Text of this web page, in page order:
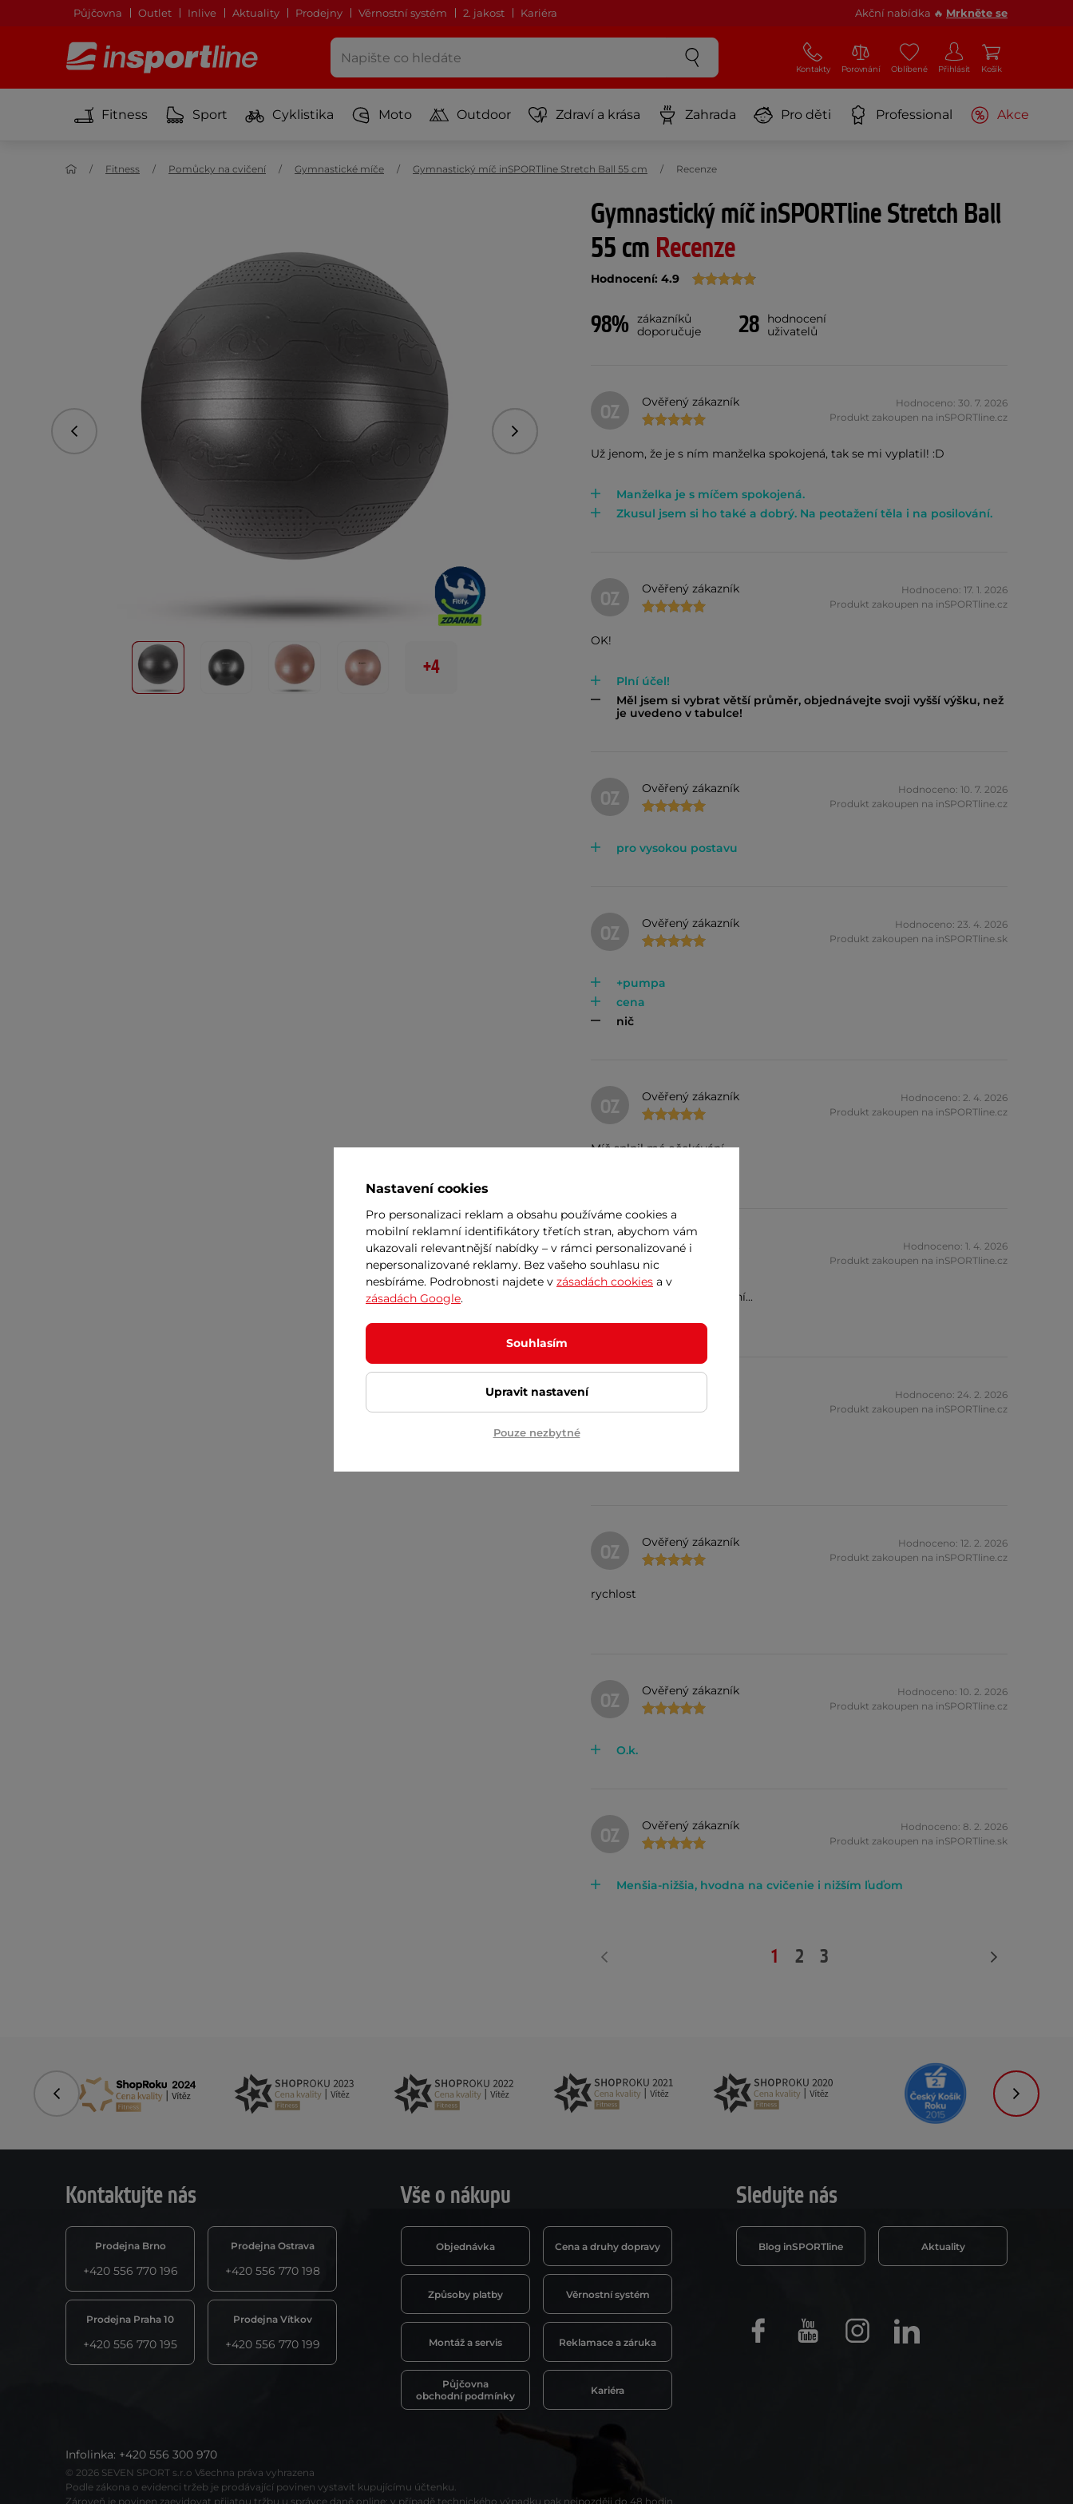
Půjčovna Outlet Inlive Aktuality Prodejny Věrnostní systém 2. jakost Kariéra Akční nabídka 🔥 Mrkněte se
Kontakty Porovnání Oblíbené Přihlásit Košík
Fitness Sport Cyklistika Moto Outdoor Zdraví a krása Zahrada Pro děti Professional Akce
Fitness Pomůcky na cvičení Gymnastické míče Gymnastický míč inSPORTline Stretch Ball 55 cm Recenze
Předchozí Následující
+4
Gymnastický míč inSPORTline Stretch Ball
55 cm Recenze
Hodnocení: 4.9
98% zákazníků
doporučuje
28
hodnocení
uživatelů
OZ Ověřený zákazník
Hodnoceno: 30. 7. 2026
Produkt zakoupen na inSPORTline.cz
Už jenom, že je s ním manželka spokojená, tak se mi vyplatil! :D
Manželka je s míčem spokojená.
Zkusul jsem si ho také a dobrý. Na peotažení těla i na posilování.
OZ Ověřený zákazník
Hodnoceno: 17. 1. 2026
Produkt zakoupen na inSPORTline.cz
OK!
Plní účel!
Měl jsem si vybrat větší průměr, objednávejte svoji vyšší výšku, než
je uvedeno v tabulce!
OZ Ověřený zákazník
Hodnoceno: 10. 7. 2026
Produkt zakoupen na inSPORTline.cz
pro vysokou postavu
OZ Ověřený zákazník
Hodnoceno: 23. 4. 2026
Produkt zakoupen na inSPORTline.sk
+pumpa
cena
nič
OZ Ověřený zákazník
Hodnoceno: 2. 4. 2026
Produkt zakoupen na inSPORTline.cz
Míč splnil mé očekávání
OZ Ověřený zákazník
Hodnoceno: 1. 4. 2026
Produkt zakoupen na inSPORTline.cz
balon je výborný i na sedění...
Hodnoceno: 24. 2. 2026
Produkt zakoupen na inSPORTline.cz
OZ Ověřený zákazník
Hodnoceno: 12. 2. 2026
Produkt zakoupen na inSPORTline.cz
rychlost
OZ Ověřený zákazník
Hodnoceno: 10. 2. 2026
Produkt zakoupen na inSPORTline.cz
O.k.
OZ Ověřený zákazník
Hodnoceno: 8. 2. 2026
Produkt zakoupen na inSPORTline.sk
Menšia-nižšia, hvodna na cvičenie i nižším ľuďom
1 2 3
Předchozí
Kontaktujte nás
Prodejna Brno
+420 556 770 196
Prodejna Ostrava
+420 556 770 198
Prodejna Praha 10
+420 556 770 195
Prodejna Vítkov
+420 556 770 199
Vše o nákupu
Objednávka Cena a druhy dopravy
Způsoby platby Věrnostní systém
Montáž a servis Reklamace a záruka
Půjčovna
obchodní podmínky
Kariéra
Sledujte nás
Blog inSPORTline Aktuality
FacebookYoutube InstagramLinkedIn
Infolinka: +420 556 300 970
© 2026 SEVEN SPORT s.r.o Všechna práva vyhrazena
Podle zákona o evidenci tržeb je prodávající povinen vystavit kupujícímu účtenku.
Zároveň je povinen zaevidovat přijatou tržbu u správce daně online; v případě technického výpadku pak nejpozději do 48 hodin.
Nastavení cookies
Pro personalizaci reklam a obsahu používáme cookies a
mobilní reklamní identifikátory třetích stran, abychom vám
ukazovali relevantnější nabídky – v rámci personalizované i
nepersonalizované reklamy. Bez vašeho souhlasu nic
nesbíráme. Podrobnosti najdete v zásadách cookies a v
zásadách Google.
Souhlasím
Upravit nastavení
Pouze nezbytné